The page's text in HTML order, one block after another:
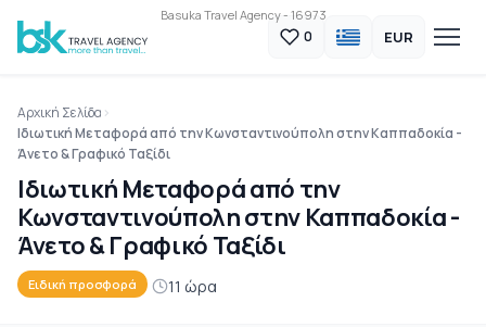
Basuka Travel Agency - 16973
0 EUR
Αρχική Σελίδα
Ιδιωτική Μεταφορά από την Κωνσταντινούπολη στην Καππαδοκία -
Άνετο & Γραφικό Ταξίδι
Ιδιωτική Μεταφορά από την
Κωνσταντινούπολη στην Καππαδοκία -
Άνετο & Γραφικό Ταξίδι
Ειδική προσφορά 11 ώρα